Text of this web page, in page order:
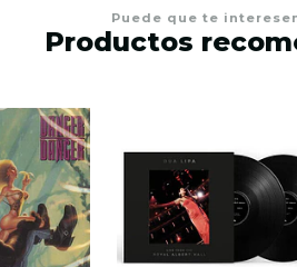
Puede que te
Productos